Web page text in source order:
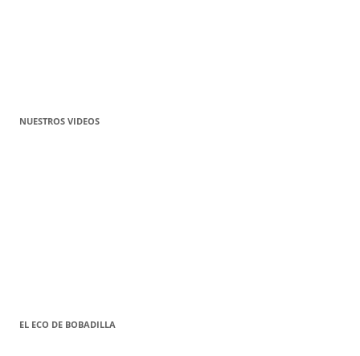
NUESTROS VIDEOS
EL ECO DE BOBADILLA